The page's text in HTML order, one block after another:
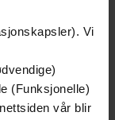
Vi
(Funksjonelle)
vår blir
349,-
Jørn Lier Horst
EBOK